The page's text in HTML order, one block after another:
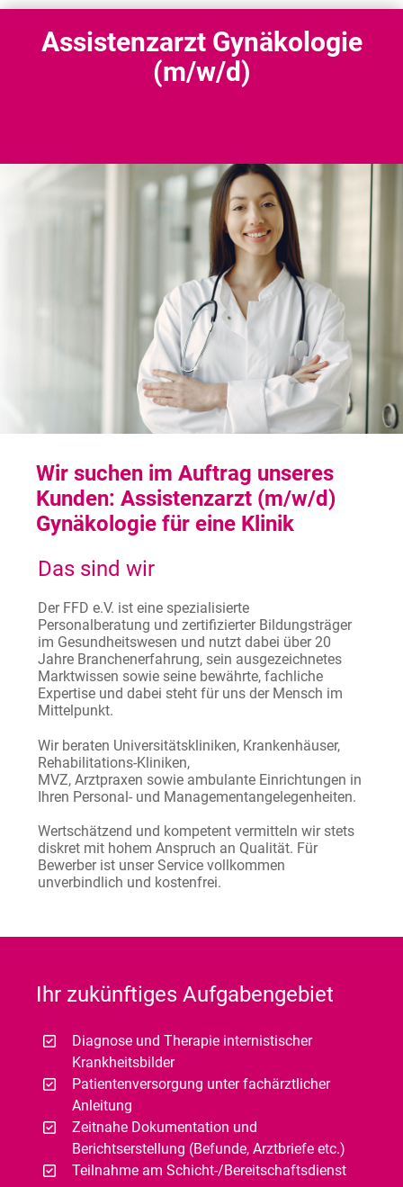
Assistenzarzt Gynäkologie
(m/w/d)
Wir suchen im Auftrag unseres
Kunden: Assistenzarzt (m/w/d)
Gynäkologie für eine Klinik
Das sind wir
Der FFD e.V. ist eine spezialisierte
Personalberatung und zertifizierter Bildungsträger
im Gesundheitswesen und nutzt dabei über 20
Jahre Branchenerfahrung, sein ausgezeichnetes
Marktwissen sowie seine bewährte, fachliche
Expertise und dabei steht für uns der Mensch im
Mittelpunkt.
Wir beraten Universitätskliniken, Krankenhäuser,
Rehabilitations-Kliniken,
MVZ, Arztpraxen sowie ambulante Einrichtungen in
Ihren Personal- und Managementangelegenheiten.
Wertschätzend und kompetent vermitteln wir stets
diskret mit hohem Anspruch an Qualität. Für
Bewerber ist unser Service vollkommen
unverbindlich und kostenfrei.
Ihr zukünftiges Aufgabengebiet
Diagnose und Therapie internistischer
Krankheitsbilder
Patientenversorgung unter fachärztlicher
Anleitung
Zeitnahe Dokumentation und
Berichtserstellung (Befunde, Arztbriefe etc.)
Teilnahme am Schicht-/Bereitschaftsdienst